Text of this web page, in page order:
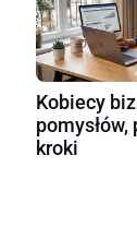
Kobiecy
pomysłów,
kroki